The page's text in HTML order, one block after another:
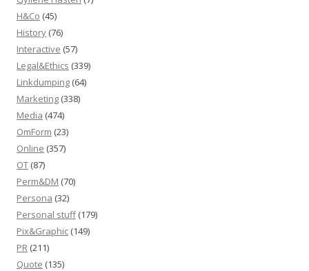
H&Co (45)
History (76)
Interactive (57)
Legal&Ethics (339)
Linkdumping (64)
Marketing (338)
Media (474)
OmForm (23)
Online (357)
OT (87)
Perm&DM (70)
Persona (32)
Personal stuff(179)
Pix&Graphic (149)
PR (211)
Quote (135)